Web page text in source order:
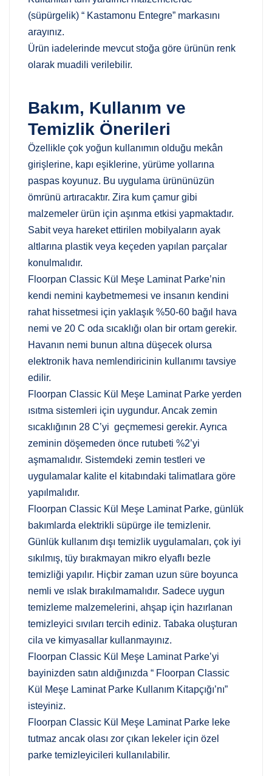
(süpürgelik) “ Kastamonu Entegre” markasını
arayınız.
Ürün iadelerinde mevcut stoğa göre ürünün renk
olarak muadili verilebilir.
Bakım, Kullanım ve
Temizlik Önerileri
Özellikle çok yoğun kullanımın olduğu mekân
girişlerine, kapı eşiklerine, yürüme yollarına
paspas koyunuz. Bu uygulama ürününüzün
ömrünü artıracaktır. Zira kum çamur gibi
malzemeler ürün için aşınma etkisi yapmaktadır.
Sabit veya hareket ettirilen mobilyaların ayak
altlarına plastik veya keçeden yapılan parçalar
konulmalıdır.
Floorpan Classic Kül Meşe Laminat Parke’nin
kendi nemini kaybetmemesi ve insanın kendini
rahat hissetmesi için yaklaşık %50-60 bağıl hava
nemi ve 20 C oda sıcaklığı olan bir ortam gerekir.
Havanın nemi bunun altına düşecek olursa
elektronik hava nemlendiricinin kullanımı tavsiye
edilir.
Floorpan Classic Kül Meşe Laminat Parke yerden
ısıtma sistemleri için uygundur. Ancak zemin
sıcaklığının 28 C’yi geçmemesi gerekir. Ayrıca
zeminin döşemeden önce rutubeti %2’yi
aşmamalıdır. Sistemdeki zemin testleri ve
uygulamalar kalite el kitabındaki talimatlara göre
yapılmalıdır.
Floorpan Classic Kül Meşe Laminat Parke, günlük
bakımlarda elektrikli süpürge ile temizlenir.
Günlük kullanım dışı temizlik uygulamaları, çok iyi
sıkılmış, tüy bırakmayan mikro elyaflı bezle
temizliği yapılır. Hiçbir zaman uzun süre boyunca
nemli ve ıslak bırakılmamalıdır. Sadece uygun
temizleme malzemelerini, ahşap için hazırlanan
temizleyici sıvıları tercih ediniz. Tabaka oluşturan
cila ve kimyasallar kullanmayınız.
Floorpan Classic Kül Meşe Laminat Parke’yi
bayinizden satın aldığınızda “ Floorpan Classic
Kül Meşe Laminat Parke Kullanım Kitapçığı’nı”
isteyiniz.
Floorpan Classic Kül Meşe Laminat Parke leke
tutmaz ancak olası zor çıkan lekeler için özel
parke temizleyicileri kullanılabilir.